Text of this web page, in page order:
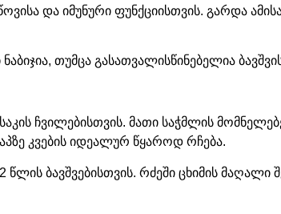
და იმუნური ფუნქციისთვის. გარდა
თუმცა გასათვალისწინებელია
ჩვილებისთვის. მათი საჭმლის
კვების იდეალურ წყაროდ რჩება.
ბავშვებისთვის. რძეში ცხიმის